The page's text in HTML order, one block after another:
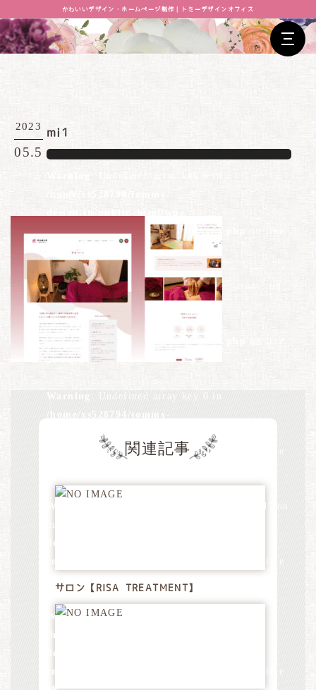
かわいいデザイン・ホームページ制作｜トミーデザインオフィス
2023
05.5
mi1
content/themes/tommydesign/blog.php
Warning: Attempt to read property "parent" on
null in/home/xs528794/tommy-
design.jp/public_html/wp-
content/themes/tommydesign/blog.php
26
Warning
: Undefined array key 0 in
/home/xs528794/tommy-
design.jp/public_html/wp-
content/themes/tommydesign/blog.php
on line
Warning
: Attempt to read property "term_id" on
null in
design.jp/public_html/wp-
content/themes/tommydesign/blog.php
on line
Warning : Undefined array key 0 in
/home/xs528794/tommy-
design.jp/public_html/wp-
content/themes/tommydesign/blog.php
関連記事
サロン【RISA TREATMENT】